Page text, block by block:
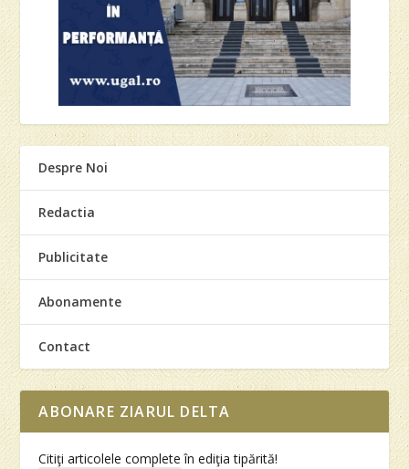
Despre Noi
Redactia
Publicitate
Abonamente
Contact
ABONARE ZIARUL DELTA
Citiţi articolele complete în ediţia tipărită!